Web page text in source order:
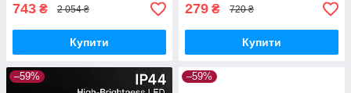
743 ₴ 2 054 ₴
Купити
279 ₴ 720 ₴
Купити
–59% –59%